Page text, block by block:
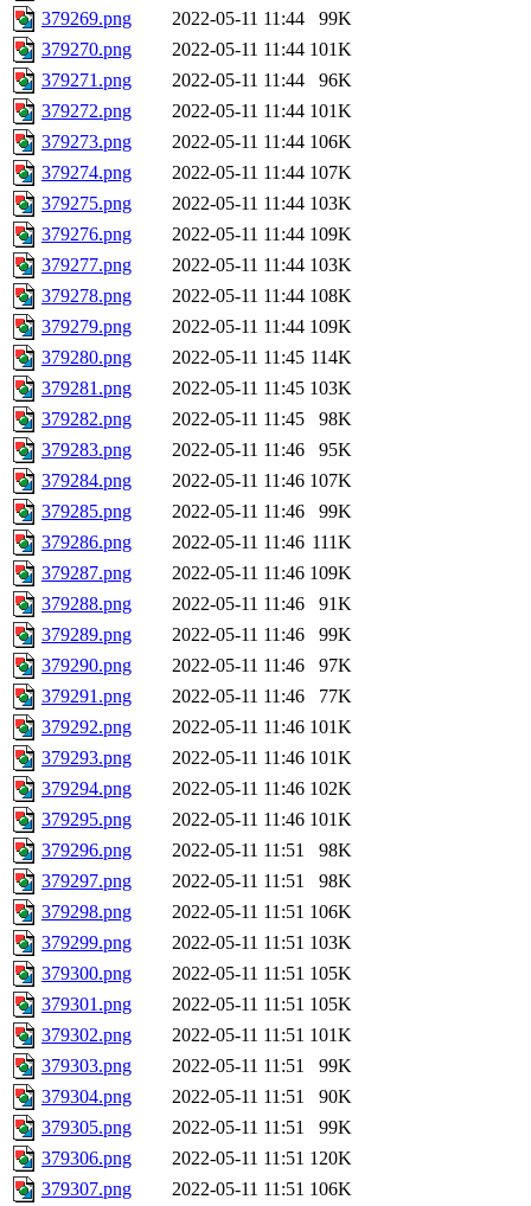
379269.png
2022-05-11 11:44
99K
379270.png
2022-05-11 11:44 101K
379271.png
2022-05-11 11:44
96K
379272.png
2022-05-11 11:44 101K
379273.png
2022-05-11 11:44 106K
379274.png
2022-05-11 11:44 107K
379275.png
2022-05-11 11:44 103K
379276.png
2022-05-11 11:44 109K
379277.png
2022-05-11 11:44 103K
379278.png
2022-05-11 11:44 108K
379279.png
2022-05-11 11:44 109K
379280.png
2022-05-11 11:45 114K
379281.png
2022-05-11 11:45 103K
379282.png
2022-05-11 11:45
98K
379283.png
2022-05-11 11:46
95K
379284.png
2022-05-11 11:46 107K
379285.png
2022-05-11 11:46
99K
379286.png
2022-05-11 11:46 111K
379287.png
2022-05-11 11:46 109K
379288.png
2022-05-11 11:46
91K
379289.png
2022-05-11 11:46
99K
379290.png
2022-05-11 11:46
97K
379291.png
2022-05-11 11:46
77K
379292.png
2022-05-11 11:46 101K
379293.png
2022-05-11 11:46 101K
379294.png
2022-05-11 11:46 102K
379295.png
2022-05-11 11:46 101K
379296.png
2022-05-11 11:51
98K
379297.png
2022-05-11 11:51
98K
379298.png
2022-05-11 11:51 106K
379299.png
2022-05-11 11:51 103K
379300.png
2022-05-11 11:51 105K
379301.png
2022-05-11 11:51 105K
379302.png
2022-05-11 11:51 101K
379303.png
2022-05-11 11:51
99K
379304.png
2022-05-11 11:51
90K
379305.png
2022-05-11 11:51
99K
379306.png
2022-05-11 11:51 120K
379307.png
2022-05-11 11:51 106K